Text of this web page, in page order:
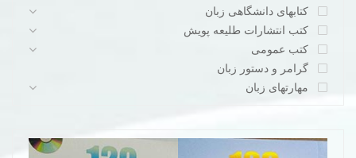
کتابهای دانشگاهی زبان
کتب انتشارات طلیعه پویش
کتب عمومی
گرامر و دستور زبان
مهارتهای زبان